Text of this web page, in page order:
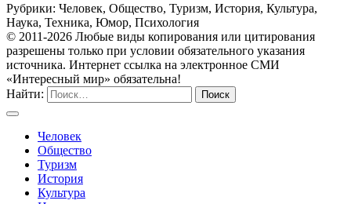
Рубрики: Человек, Общество, Туризм, История, Культура,
Наука, Техника, Юмор, Психология
© 2011-2026 Любые виды копирования или цитирования
разрешены только при условии обязательного указания
источника. Интернет ссылка на электронное СМИ
«Интересный мир» обязательна!
Найти:
Человек
Общество
Туризм
История
Культура